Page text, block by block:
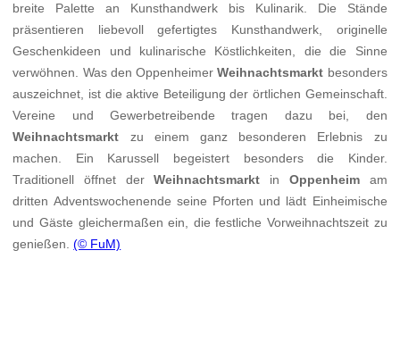
breite Palette an Kunsthandwerk bis Kulinarik. Die Stände
präsentieren liebevoll gefertigtes Kunsthandwerk, originelle
Geschenkideen und kulinarische Köstlichkeiten, die die Sinne
verwöhnen. Was den OppenheimerWeihnachtsmarkt besonders
auszeichnet, ist die aktive Beteiligung der örtlichen Gemeinschaft.
Vereine und Gewerbetreibende tragen dazu bei, den
Weihnachtsmarkt zu einem ganz besonderen Erlebnis zu
machen. Ein Karussell begeistert besonders die Kinder.
Traditionell öffnet derWeihnachtsmarkt in Oppenheimam
dritten Adventswochenende seine Pforten und lädt Einheimische
und Gäste gleichermaßen ein, die festliche Vorweihnachtszeit zu
genießen.(© FuM)